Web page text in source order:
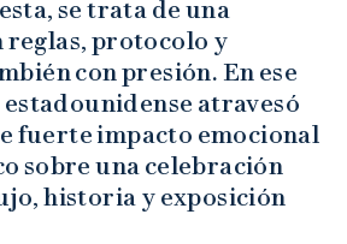
se trata de una
reglas, protocolo y
con presión. En ese
atravesó
fuerte impacto emocional
sobre una celebración
historia y exposición